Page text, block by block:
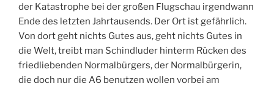
der Katastrophe bei der großen Flugschau irgendwann
Ende des letzten Jahrtausends. Der Ort ist gefährlich.
Von dort geht nichts Gutes aus, geht nichts Gutes in
die Welt, treibt man Schindluder hinterm Rücken des
friedliebenden Normalbürgers, der Normalbürgerin,
die doch nur die A6 benutzen wollen vorbei am